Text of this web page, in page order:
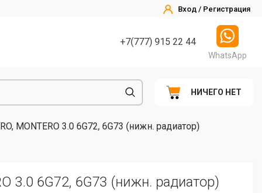
Вход / Регистрация
+7(777) 915 22 44
WhatsApp
НИЧЕГО НЕТ
MONTERO 3.0 6G72, 6G73 (нижн. радиатор)
3.0 6G72, 6G73 (нижн. радиатор)